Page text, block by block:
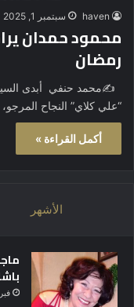
haven سبتمبر 1, 2025
محمود حمدان
رمضان
✍️محمد حنفي أبدى
“علي كلاي” النجاح
أكمل القراءة »
الأشهر